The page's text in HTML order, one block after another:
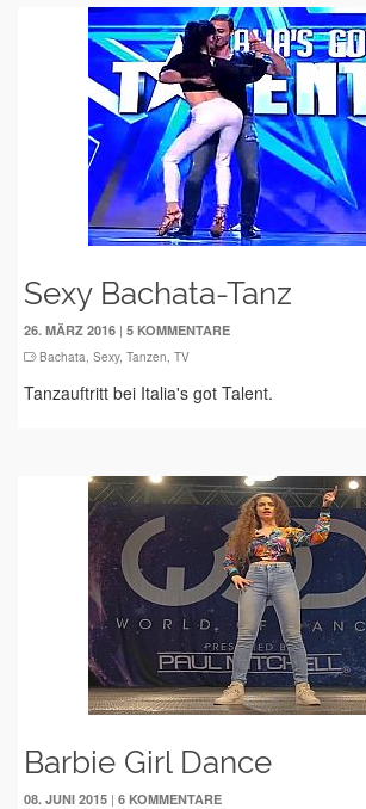
Sexy Bachata-Tanz
26. MÄRZ 2016 | 5 KOMMENTARE
Bachata, Sexy, Tanzen, TV
Tanzauftritt bei Italia's got Talent.
Barbie Girl Dance
08. JUNI 2015 | 6 KOMMENTARE